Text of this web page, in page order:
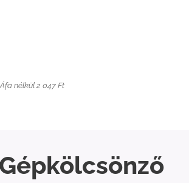
Áfa nélkül 2 047 Ft